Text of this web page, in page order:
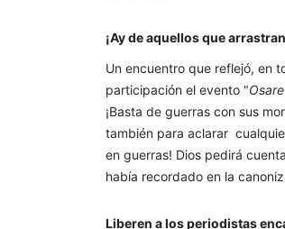
¡Ay de aquellos que
Un encuentro que reflejó, en
participación el evento "Osare
¡Basta de guerras con sus
también para aclarar
en guerras! Dios pedirá
había recordado en la
Liberen a los periodistas